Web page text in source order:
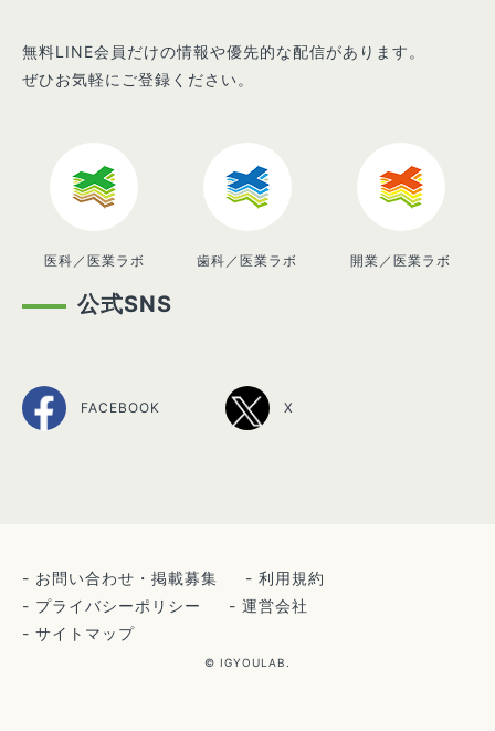
無料LINE会員だけの情報や優先的な配信があります。
ぜひお気軽にご登録ください。
医科／医業ラボ 歯科／医業ラボ 開業／医業ラボ
公式SNS
FACEBOOK X
お問い合わせ・掲載募集
利用規約
プライバシーポリシー
運営会社
サイトマップ
© IGYOULAB.